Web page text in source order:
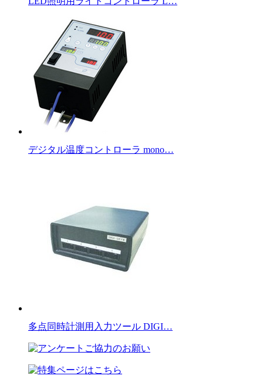
デジタル温度コントローラ mono…
多点同時計測用入力ツール DIGI…